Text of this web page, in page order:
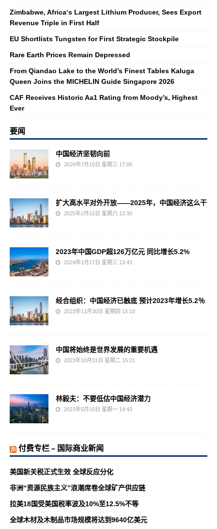
Zimbabwe, Africa‘s Largest Lithium Producer, Sees Export
Revenue Triple in First Half
EU Shortlists Tungsten for First Strategic Stockpile
Rare Earth Prices Remain Depressed
From Qiandao Lake to the World’s Finest Tables Kaluga
Queen Joins the MICHELIN Guide Singapore 2026
CAF Receives Historic Aa1 Rating from Moody’s, Highest
Ever
要闻
中国经济坚韧向前
2026年7月15日 星期三 17:05
扩大高水平对外开放——2025年，中国经济这么干
2025年2月15日 星期六 12:30
2023年中国GDP超126万亿元 同比增长5.2%
2024年1月17日 星期三 13:43
经合组织：中国经济已触底 预计2023年增长5.2％
2023年11月30日 星期四 15:10
中国将始终是世界发展的重要机遇
2023年10月31日 星期二 15:21
林毅夫：不要低估中国经济潜力
2023年5月15日 星期一 14:42
付费专栏 – 国际商业新闻
美国新关税正式生效 全球反应分化
非洲“资源民族主义”浪潮席卷全球矿产供应链
拉美18国受美国税率波及10%至12.5%不等
全球木材及木制品市场规模将达到9640亿美元